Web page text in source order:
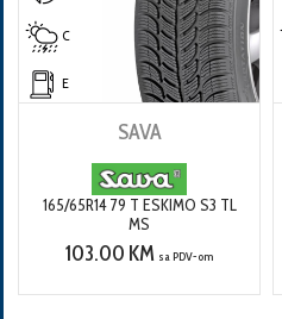
C
E
SAVA
165/65R14 79 T ESKIMO S3 TL
MS
103.00 KM sa PDV-om